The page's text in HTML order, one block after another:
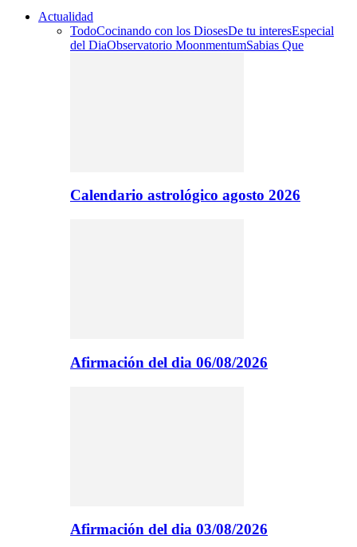
Actualidad
TodoCocinando con los DiosesDe tu interesEspecial
del DiaObservatorio MoonmentumSabias Que
Calendario astrológico agosto 2026
Afirmación del dia 06/08/2026
Afirmación del dia 03/08/2026